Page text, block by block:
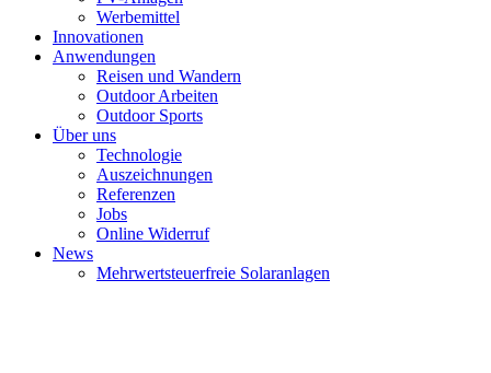
Werbemittel
Innovationen
Anwendungen
Reisen und Wandern
Outdoor Arbeiten
Outdoor Sports
Über uns
Technologie
Auszeichnungen
Referenzen
Jobs
Online Widerruf
News
Mehrwertsteuerfreie Solaranlagen